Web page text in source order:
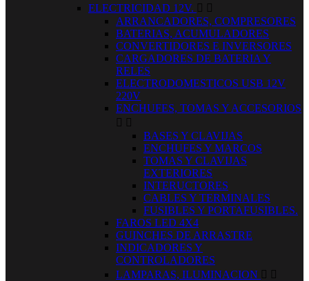
ELECTRICIDAD 12V.  
ARRANCADORES, COMPRESORES
BATERIAS, ACUMULADORES
CONVERTIDORES E INVERSORES
CARGADORES DE BATERIA Y
RELES
ELECTRODOMESTICOS USB 12V
220V
ENCHUFES, TOMAS Y ACCESORIOS
 
BASES Y CLAVIJAS
ENCHUFES Y MARCOS
TOMAS Y CLAVIJAS
EXTERIORES
INTERUCTORES
CABLES Y TERMINALES
FUSIBLES Y PORTAFUSIBLES.
FAROS LED 4X4
GUINCHES DE ARRASTRE
INDICADORES Y
CONTROLADORES
LAMPARAS, ILUMINACION  